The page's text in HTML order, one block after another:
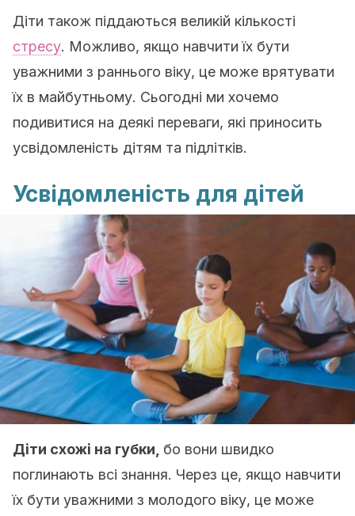
Діти також піддаються великій кількості
стресу. Можливо, якщо навчити їх бути
уважними з раннього віку, це може врятувати
їх в майбутньому. Сьогодні ми хочемо
подивитися на деякі переваги, які приносить
усвідомленість дітям та підлітків.
Усвідомленість для дітей
Діти схожі на губки, бо вони швидко
поглинають всі знання. Через це, якщо навчити
їх бути уважними з молодого віку, це може